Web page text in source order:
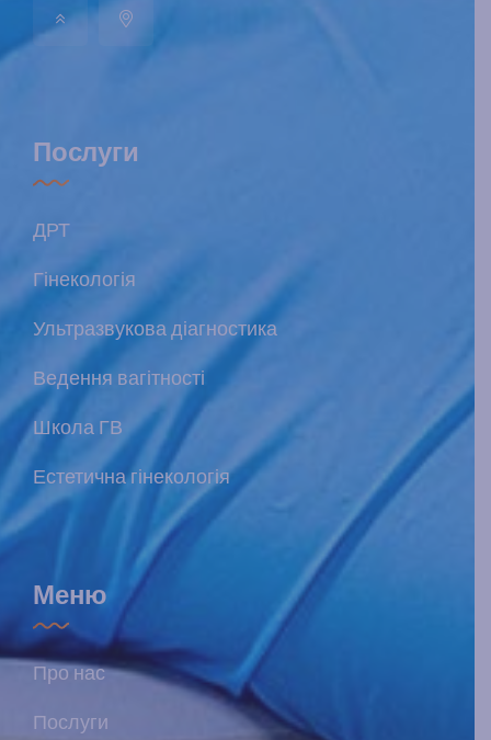
Послуги
ДРТ
Гінекологія
Ультразвукова діагностика
Ведення вагітності
Школа ГВ
Естетична гінекологія
Меню
Про нас
Послуги